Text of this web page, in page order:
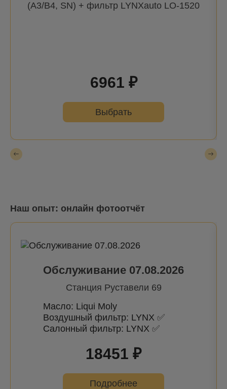
(A3/B4, SN) + фильтр LYNXauto LO-1520
6961 ₽
Выбрать
Наш опыт: онлайн фотоотчёт
Обслуживание 07.08.2026
Станция Руставели 69
Масло: Liqui Moly
Воздушный фильтр: LYNX ✅
Салонный фильтр: LYNX ✅
18451 ₽
Подробнее